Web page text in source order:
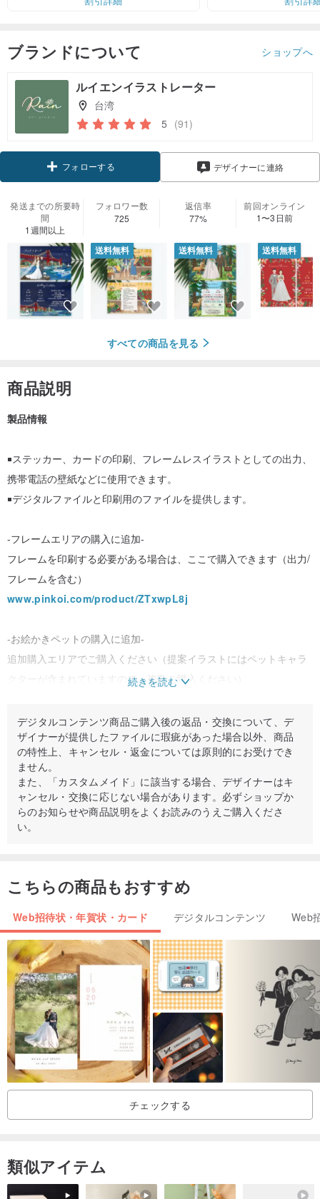
ブランドについて ショップへ
ルイエンイラストレーター
台湾
5 (91)
フォローする デザイナーに連絡
発送までの所要時
間
1週間以上
フォロワー数
725
返信率
77%
前回オンライン
1〜3日前
送料無料 送料無料 送料無料
すべての商品を見る
商品説明
製品情報
￭ステッカー、カードの印刷、フレームレスイラストとしての出力、
携帯電話の壁紙などに使用できます。
￭デジタルファイルと印刷用のファイルを提供します。
-フレームエリアの購入に追加-
フレームを印刷する必要がある場合は、ここで購入できます（出力/
フレームを含む）
www.pinkoi.com/product/ZTxwpL8j
-お絵かきペットの購入に追加-
追加購入エリアでご購入ください（提案イラストにはペットキャラ
クターが含まれていますので、複数ご購入ください）
製品仕様：
￭電子ファイルサイズ21X29.7cm、300dpi、Jpgファイル
（主にA4サイズですが、特別なご要望がございましたらお知らせく
就業日
1.デザイナーに写真を提供した後、コミュニケーションが完了して
から5〜7日以内にスケッチが提供される予定です。
2.約7〜12日でイラストファイルを提供します
（営業日数はご注文数により決まります。ご注文数が少ない場合
は、イラストファイルをメールボックスに早めにお届けすることが
できます。）
注文の仕方
1.カスタマイズ可能であることをデザイナーに確認した後、すぐに
注文できます
確認します）
3.名前/短いテキスト/日付など、その他の詳細を通知できます。
続きを読む
デジタルコンテンツ商品ご購入後の返品・交換について、デ
ザイナーが提供したファイルに瑕疵があった場合以外、商品
の特性上、キャンセル・返金については原則的にお受けでき
ません。
また、「カスタムメイド」に該当する場合、デザイナーはキ
ャンセル・交換に応じない場合があります。必ずショップか
らのお知らせや商品説明をよくお読みのうえご購入くださ
い。
こちらの商品もおすすめ
Web招待状・年賀状・カード デジタルコンテンツ Web
チェックする
類似アイテム